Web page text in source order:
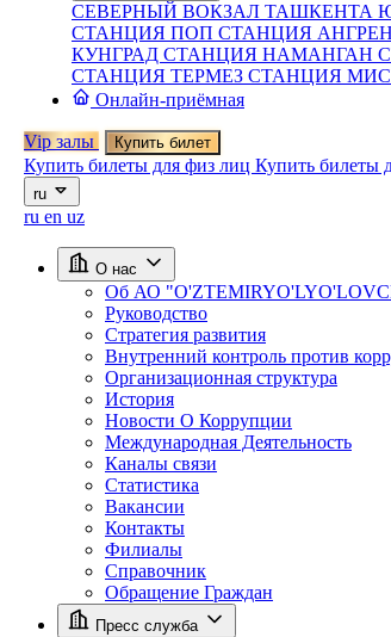
СЕВЕРНЫЙ ВОКЗАЛ ТАШКЕНТА
СТАНЦИЯ ПОП СТАНЦИЯ АНГРЕН
КУНГРАД СТАНЦИЯ НАМАНГАН
СТАНЦИЯ ТЕРМЕЗ СТАНЦИЯ
Онлайн-приёмная
Vip залы Купить билет
Купить билеты для физ лиц Купить билеты
ru
ru en uz
О нас
Об АО
Руководство
Стратегия развития
Внутренний контроль против
Организационная структура
История
Новости О Коррупции
Международная Деятельность
Каналы связи
Статистика
Вакансии
Контакты
Филиалы
Справочник
Обращение Граждан
Пресс служба